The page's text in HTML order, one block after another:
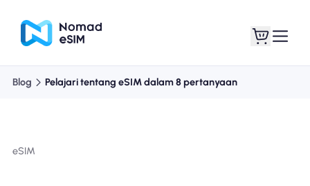
Blog Pelajari tentang eSIM dalam 8 pertanyaan
eSIM